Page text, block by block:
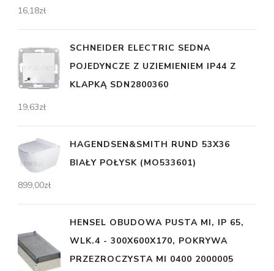
16,18zł
SCHNEIDER ELECTRIC SEDNA
POJEDYNCZE Z UZIEMIENIEM IP44 Z
KLAPKĄ SDN2800360
19,63zł
HAGENDSEN&SMITH RUND 53X36
BIAŁY POŁYSK (MO533601)
899,00zł
HENSEL OBUDOWA PUSTA MI, IP 65,
WLK.4 - 300X600X170, POKRYWA
PRZEZROCZYSTA MI 0400 2000005